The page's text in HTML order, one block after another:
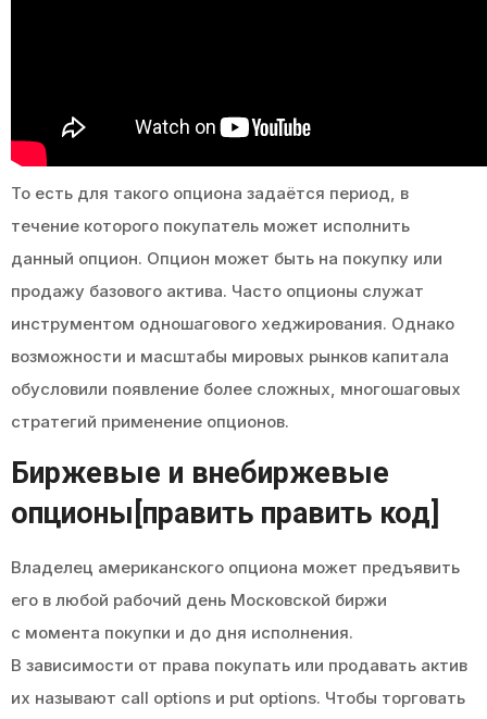
То есть для такого опциона задаётся период, в
течение которого покупатель может исполнить
данный опцион. Опцион может быть на покупку или
продажу базового актива. Часто опционы служат
инструментом одношагового хеджирования. Однако
возможности и масштабы мировых рынков капитала
обусловили появление более сложных, многошаговых
стратегий применение опционов.
Биржевые и внебиржевые
опционы[править править код]
Владелец американского опциона может предъявить
его в любой рабочий день Московской биржи
с момента покупки и до дня исполнения.
В зависимости от права покупать или продавать актив
их называют call options и put options. Чтобы торговать